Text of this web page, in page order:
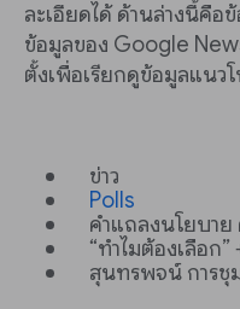
ละเอียดได้ ด้านล่างนี้คื
ข้อมูลของ Google
ตั้งเพื่อเรียกดูข้อมูลแนว
ข่าว
Polls
คำแถลงนโยบาย
“ทำไมต้องเลือก”
สุนทรพจน์ การชุ